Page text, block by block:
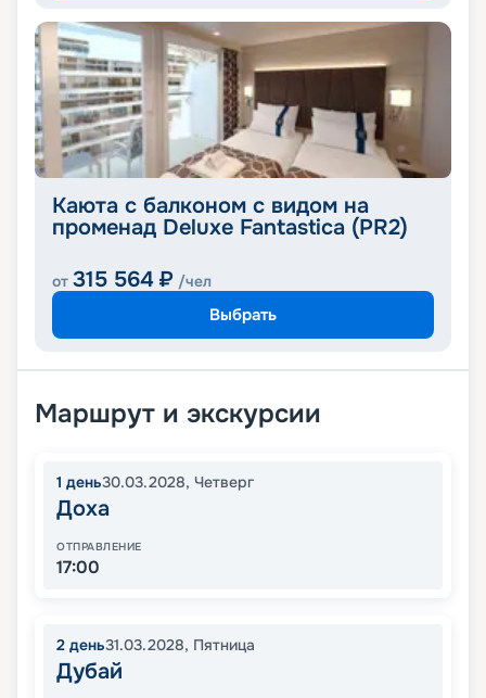
Каюта с балконом с видом на
променад Deluxe Fantastica (PR2)
от 315 564 ₽ /чел
Выбрать
Маршрут и экскурсии
1 день30.03.2028, Четверг
Доха
ОТПРАВЛЕНИЕ
17:00
2 день31.03.2028, Пятница
Дубай